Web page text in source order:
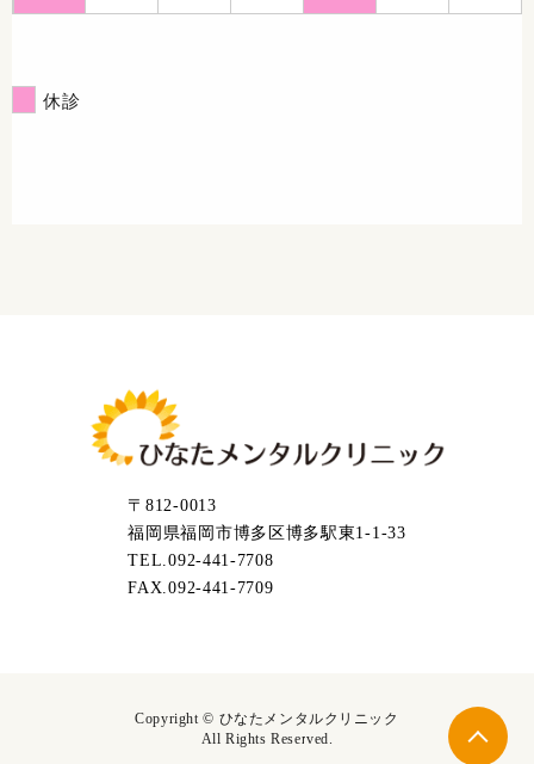
休診
〒812-0013
福岡県福岡市博多区博多駅東1-1-33
TEL.092-441-7708
FAX.092-441-7709
Copyright © ひなたメンタルクリニック
All Rights Reserved.